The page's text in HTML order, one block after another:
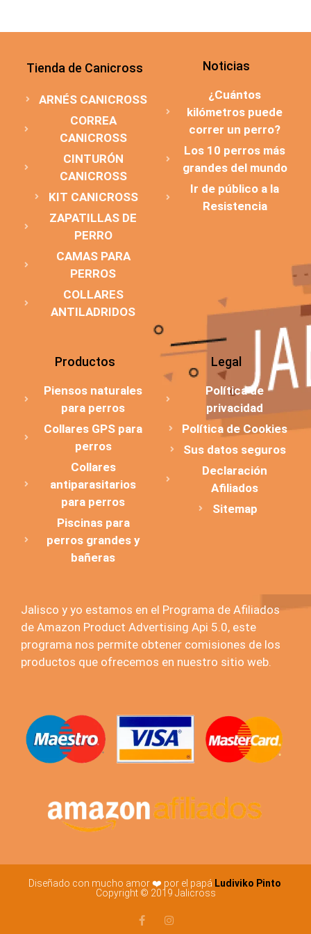
Tienda de Canicross
ARNÉS CANICROSS
CORREA
CANICROSS
CINTURÓN
CANICROSS
KIT CANICROSS
ZAPATILLAS DE
PERRO
CAMAS PARA
PERROS
COLLARES
ANTILADRIDOS
Noticias
¿Cuántos
kilómetros puede
correr un perro?
Los 10 perros más
grandes del mundo
Ir de público a la
Resistencia
Productos
Piensos naturales
para perros
Collares GPS para
perros
Collares
antiparasitarios
para perros
Piscinas para
perros grandes y
bañeras
Legal
Política de
privacidad
Política de Cookies
Sus datos seguros
Declaración
Afiliados
Sitemap
Jalisco y yo estamos en el Programa de Afiliados
de Amazon Product Advertising Api 5.0, este
programa nos permite obtener comisiones de los
productos que ofrecemos en nuestro sitio web.
Diseñado con mucho amor ❤️ por el papá Ludiviko Pinto
Copyright © 2019 Jalicross